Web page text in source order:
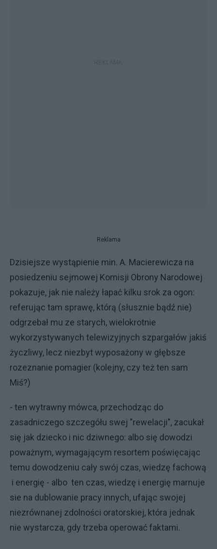
Reklama
Dzisiejsze wystąpienie min. A. Macierewicza na
posiedzeniu sejmowej Komisji Obrony Narodowej
pokazuje, jak nie należy łapać kilku srok za ogon:
referując tam sprawę, którą (słusznie bądź nie)
odgrzebał mu ze starych, wielokrotnie
wykorzystywanych telewizyjnych szpargałów jakiś
życzliwy, lecz niezbyt wyposażony w głębsze
rozeznanie pomagier (kolejny, czy też ten sam
Miś?)
- ten wytrawny mówca, przechodząc do
zasadniczego szczegółu swej "rewelacji", zacukał
się jak dziecko i nic dziwnego: albo się dowodzi
poważnym, wymagającym resortem poświęcając
temu dowodzeniu cały swój czas, wiedzę fachową
i energię - albo ten czas, wiedzę i energię marnuje
sie na dublowanie pracy innych, ufając swojej
niezrównanej zdolności oratorskiej, która jednak
nie wystarcza, gdy trzeba operować faktami.